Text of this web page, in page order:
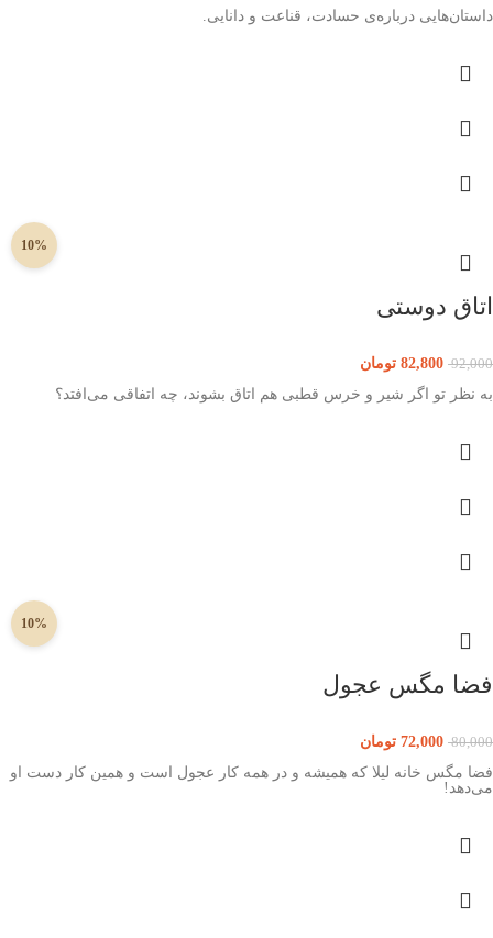
داستان‌هایی درباره‌ی حسادت، قناعت و دانایی.
10%
اتاق دوستی
92,000
82,800 تومان
به نظر تو اگر شیر و خرس قطبی هم اتاق بشوند، چه اتفاقی می‌افتد؟
10%
فضا مگس عجول
80,000
72,000 تومان
فضا مگس خانه لیلا که همیشه و در همه کار عجول است و همین کار دست او
می‌دهد!